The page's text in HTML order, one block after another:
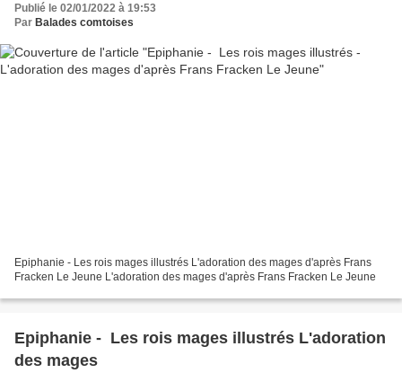
Publié le 02/01/2022 à 19:53
Par Balades comtoises
Epiphanie - Les rois mages illustrés L'adoration des mages d'après Frans
Fracken Le Jeune L'adoration des mages d'après Frans Fracken Le Jeune
Epiphanie - Les rois mages illustrés L'adoration
des mages